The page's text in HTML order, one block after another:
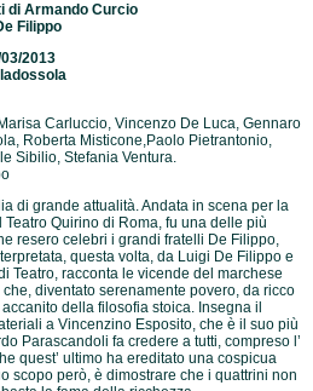
di Armando Curcio
Filippo
2013
Carluccio, Vincenzo De Luca, Gennaro
Roberta Misticone,Paolo Pietrantonio,
Sibilio, Stefania Ventura.
di grande attualità. Andata in scena per la
Quirino di Roma, fu una delle più
resero celebri i grandi fratelli De Filippo,
questa volta, da Luigi De Filippo e
Teatro, racconta le vicende del marchese
diventato serenamente povero, da ricco
della filosofia stoica. Insegna il
a Vincenzino Esposito, che è il suo più
Parascandoli fa credere a tutti, compreso l’
quest’ ultimo ha ereditato una cospicua
scopo però, è dimostrare che i quattrini non